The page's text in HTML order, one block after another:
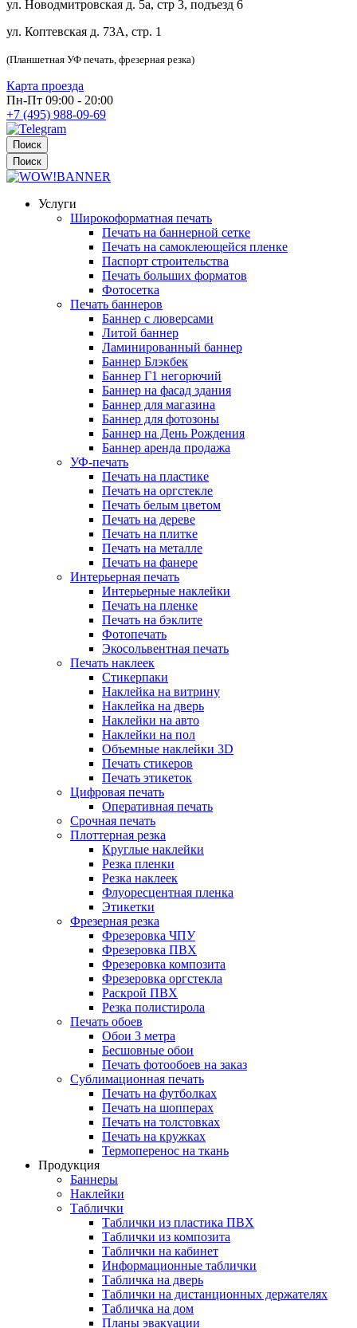
ул. Новодмитровская д. 5а, стр 3, подъезд 6
ул. Коптевская д. 73А, стр. 1
(Планшетная УФ печать, фрезерная резка)
Карта проезда
Пн-Пт 09:00 - 20:00
+7 (495) 988-09-69
Поиск
Поиск
Услуги
Широкоформатная печать
Печать на баннерной сетке
Печать на самоклеющейся пленке
Паспорт строительства
Печать больших форматов
Фотосетка
Печать баннеров
Баннер с люверсами
Литой баннер
Ламинированный баннер
Баннер Блэкбек
Баннер Г1 негорючий
Баннер на фасад здания
Баннер для магазина
Баннер для фотозоны
Баннер на День Рождения
Баннер аренда продажа
УФ-печать
Печать на пластике
Печать на оргстекле
Печать белым цветом
Печать на дереве
Печать на плитке
Печать на металле
Печать на фанере
Интерьерная печать
Интерьерные наклейки
Печать на пленке
Печать на бэклите
Фотопечать
Экосольвентная печать
Печать наклеек
Стикерпаки
Наклейка на витрину
Наклейка на дверь
Наклейки на авто
Наклейки на пол
Объемные наклейки 3D
Печать стикеров
Печать этикеток
Цифровая печать
Оперативная печать
Срочная печать
Плоттерная резка
Круглые наклейки
Резка пленки
Резка наклеек
Флуоресцентная пленка
Этикетки
Фрезерная резка
Фрезеровка ЧПУ
Фрезеровка ПВХ
Фрезеровка композита
Фрезеровка оргстекла
Раскрой ПВХ
Резка полистирола
Печать обоев
Обои 3 метра
Бесшовные обои
Печать фотообоев на заказ
Сублимационная печать
Печать на футболках
Печать на шопперах
Печать на толстовках
Печать на кружках
Термоперенос на ткань
Продукция
Баннеры
Наклейки
Таблички
Таблички из пластика ПВХ
Таблички из композита
Таблички на кабинет
Информационные таблички
Табличка на дверь
Таблички на дистанционных держателях
Табличка на дом
Планы эвакуации